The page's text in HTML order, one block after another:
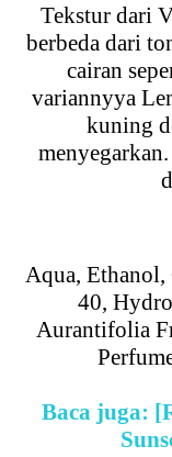
Tekstur dari
berbeda dari
cairan
variannyya
kuning
Aqua,
40,
Aurantifolia
Baca juga: